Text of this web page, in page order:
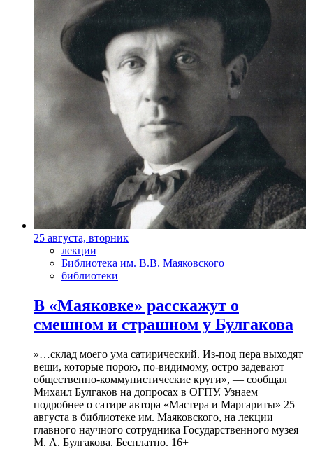
25 августа, вторник
лекции
Библиотека им. В.В. Маяковского
библиотеки
В «Маяковке» расскажут о
смешном и страшном у Булгакова
»…склад моего ума сатирический. Из-под пера выходят
вещи, которые порою, по-видимому, остро задевают
общественно-коммунистические круги», — сообщал
Михаил Булгаков на допросах в ОГПУ. Узнаем
подробнее о сатире автора «Мастера и Маргариты» 25
августа в библиотеке им. Маяковского, на лекции
главного научного сотрудника Государственного музея
М. А. Булгакова. Бесплатно. 16+